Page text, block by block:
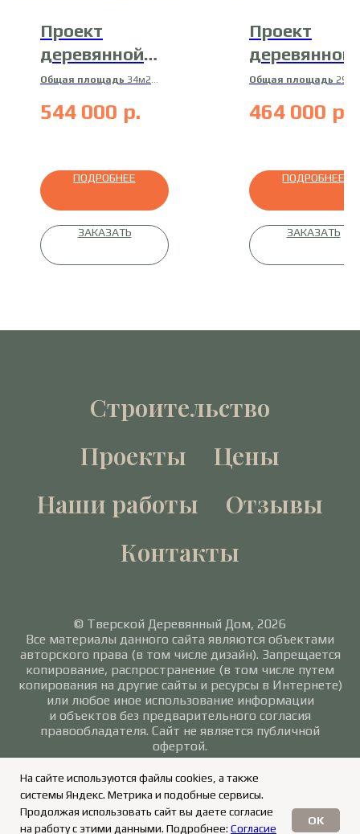
Проект
деревянной
бани 17-Б-2
Общая площадь 34м2
Материалрубленное
бревно под рубанок
544 000 р.
ПОДРОБНЕЕ
ЗАКАЗАТЬ
Проект
деревянной
бани 19-Б-2
Общая площадь 29м2
профилированный брус
464 000 р.
ПОДРОБНЕЕ
ЗАКАЗАТЬ
На сайте используются файлы cookies, а также
системы Яндекс. Метрика и подобные сервисы.
Продолжая использовать сайт вы даете согласие
на работу с этими данными. Подробнее: Согласие
OK
Строительство
Проекты
Цены
Наши работы
Отзывы
Контакты
© Тверской Деревянный Дом, 2026
Все материалы данного сайта являются объектами
авторского права (в том числе дизайн). Запрещается
копирование, распространение (в том числе путем
копирования на другие сайты и ресурсы в Интернете)
или любое иное использование информации
и объектов без предварительного согласия
правообладателя. Сайт не является публичной
офертой.
Политика в отношении обработки персональных
данных/Согласие на обработку персональных
данных